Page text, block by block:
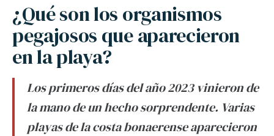
¿Qué son los organismos
pegajosos que aparecieron
en la playa?
Los primeros días del año 2023 vinieron de
la mano de un hecho sorprendente. Varias
playas de la costa bonaerense aparecieron